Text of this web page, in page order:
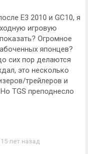
E3 2010 и GC10, я
игровую
Огромное
японцев?
сих пор делаются
это несколько
трейлеров и
TGS преподнесло
15 лет назад